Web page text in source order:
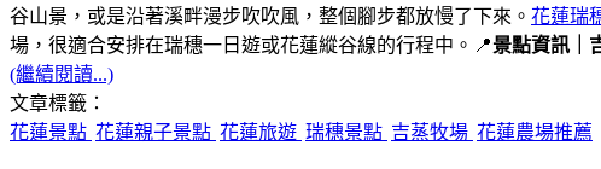
谷山景，或是沿著溪畔漫步吹吹風，整個腳步都放慢了下來。 花蓮瑞
場，很適合安排在瑞穗一日遊或花蓮縱谷線的行程中。📍景點資訊｜
(繼續閱讀...)
文章標籤：
花蓮景點 花蓮親子景點 花蓮旅遊 瑞穗景點 吉蒸牧場 花蓮農場推薦